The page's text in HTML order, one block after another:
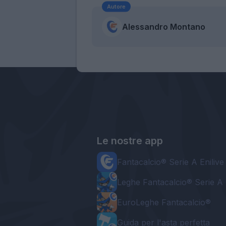
Autore
Alessandro Montano
Le nostre app
Fantacalcio® Serie A Enilive
Leghe Fantacalcio® Serie A
EuroLeghe Fantacalcio®
Guida per l'asta perfetta